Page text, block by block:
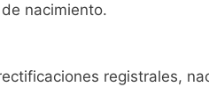
nacimiento.
registrales,